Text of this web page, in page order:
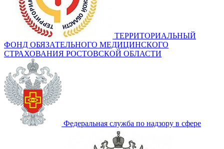
ТЕРРИТОРИАЛЬНЫЙ
ФОНД ОБЯЗАТЕЛЬНОГО МЕДИЦИНСКОГО
СТРАХОВАНИЯ РОСТОВСКОЙ ОБЛАСТИ
Федеральная служба по надзору в сфере